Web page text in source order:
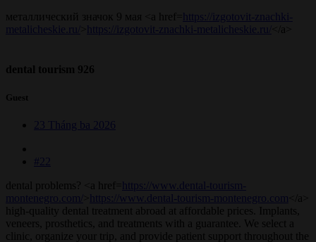
металлический значок 9 мая <a href=
https://izgotovit-znachki-
metalicheskie.ru/
https://izgotovit-znachki-metalicheskie.ru/ </a>
dental tourism 926
Guest
23 Tháng ba 2026
#22
dental problems? <a href=
https://www.dental-tourism-
montenegro.com/
https://www.dental-tourism-montenegro.com </a>
high-quality dental treatment abroad at affordable prices. Implants,
veneers, prosthetics, and treatments with a guarantee. We select a
clinic, organize your trip, and provide patient support throughout the